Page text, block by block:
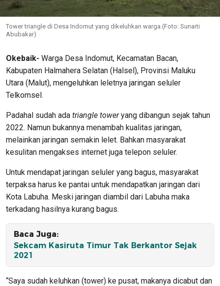
Tower triangle di Desa Indomut yang dikeluhkan warga.(Foto: Sunarti
Abubakar)
Okebaik- Warga Desa Indomut, Kecamatan Bacan,
Kabupaten Halmahera Selatan (Halsel), Provinsi Maluku
Utara (Malut), mengeluhkan leletnya jaringan seluler
Telkomsel.
Padahal sudah ada triangle toweryang dibangun sejak tahun
2022. Namun bukannya menambah kualitas jaringan,
melainkan jaringan semakin lelet. Bahkan masyarakat
kesulitan mengakses internet juga telepon seluler.
Untuk mendapat jaringan seluler yang bagus, masyarakat
terpaksa harus ke pantai untuk mendapatkan jaringan dari
Kota Labuha. Meski jaringan diambil dari Labuha maka
terkadang hasilnya kurang bagus.
Baca Juga:
Sekcam Kasiruta Timur Tak Berkantor Sejak
2021
“Saya sudah keluhkan (tower) ke pusat, makanya dicabut dan